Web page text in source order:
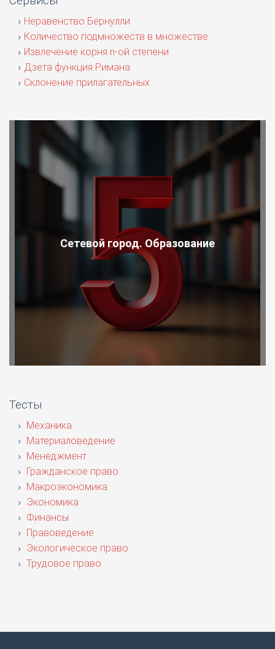
Неравенство Бернулли
Количество подмножеств в множестве
Извлечение корня n-ой степени
Дзета функция Римана
Склонение прилагательных
Сетевой город. Образование
Тесты
Механика
Материаловедение
Менеджмент
Гражданское право
Макроэкономика
Экономика
Финансы
Правоведение
Экологическое право
Трудовое право